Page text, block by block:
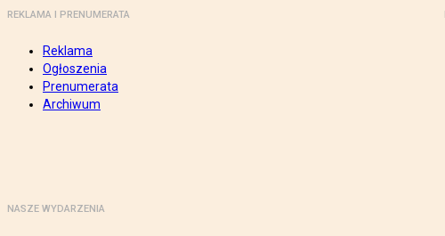
REKLAMA I PRENUMERATA
Reklama
Ogłoszenia
Prenumerata
Archiwum
NASZE WYDARZENIA